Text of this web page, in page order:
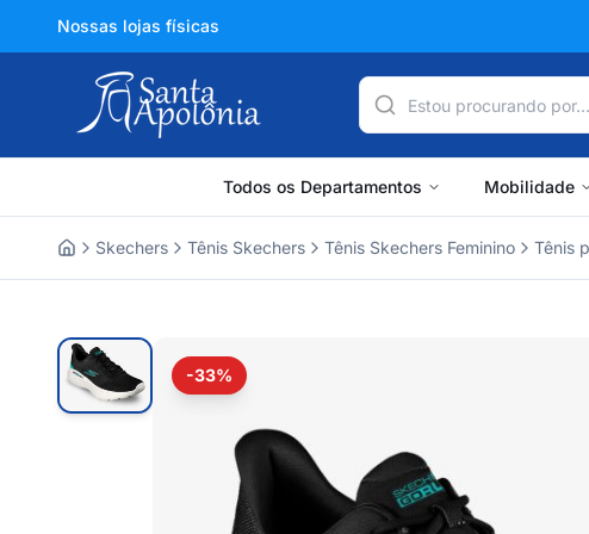
Nossas lojas físicas
Todos os Departamentos Mobilidade
Skechers Tênis Skechers Tênis Skechers Feminino Tênis
-33%